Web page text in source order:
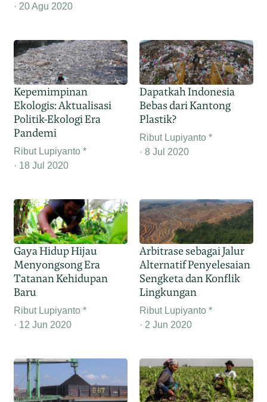
20 Agu 2020
Kepemimpinan
Ekologis: Aktualisasi
Politik-Ekologi Era
Pandemi
Ribut Lupiyanto *
18 Jul 2020
Dapatkah Indonesia
Bebas dari Kantong
Plastik?
Ribut Lupiyanto *
8 Jul 2020
Gaya Hidup Hijau
Menyongsong Era
Tatanan Kehidupan
Baru
Ribut Lupiyanto *
12 Jun 2020
Arbitrase sebagai Jalur
Alternatif Penyelesaian
Sengketa dan Konflik
Lingkungan
Ribut Lupiyanto *
2 Jun 2020